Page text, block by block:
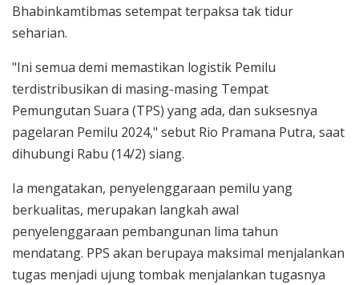
Bhabinkamtibmas setempat terpaksa tak tidur
seharian.
"Ini semua demi memastikan logistik Pemilu
terdistribusikan di masing-masing Tempat
Pemungutan Suara (TPS) yang ada, dan suksesnya
pagelaran Pemilu 2024," sebut Rio Pramana Putra, saat
dihubungi Rabu (14/2) siang.
Ia mengatakan, penyelenggaraan pemilu yang
berkualitas, merupakan langkah awal
penyelenggaraan pembangunan lima tahun
mendatang. PPS akan berupaya maksimal menjalankan
tugas menjadi ujung tombak menjalankan tugasnya